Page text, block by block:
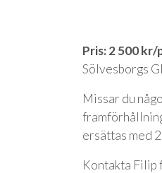
Pris: 2 500 kr/
Sölvesborgs
Missar du
ersättas med
Kontakta Filip